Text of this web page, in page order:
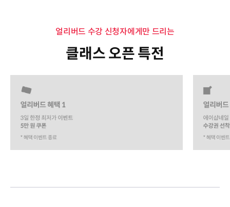
얼리버드 수강 신청자에게만 드리는
클래스 오픈 특전